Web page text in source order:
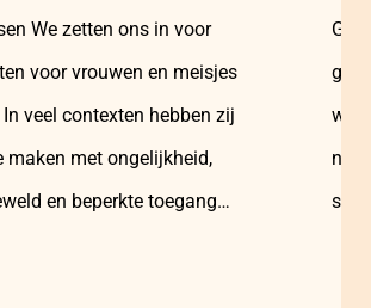
We zetten ons in voor
voor vrouwen en meisjes
veel contexten hebben zij
maken met ongelijkheid,
en beperkte toegang…
nog